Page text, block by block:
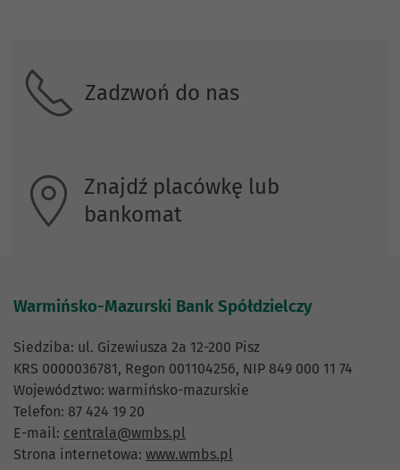
Zadzwoń do nas
Znajdź placówkę lub
bankomat
Warmińsko-Mazurski Bank Spółdzielczy
Siedziba: ul. Gizewiusza 2a 12-200 Pisz
KRS 0000036781, Regon 001104256, NIP 849 000 11 74
Województwo: warmińsko-mazurskie
Telefon: 87 424 19 20
E-mail: centrala@wmbs.pl
Strona internetowa: www.wmbs.pl